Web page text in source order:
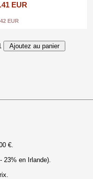
EUR
EUR
€.
23% en Irlande).